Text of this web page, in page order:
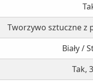
Tworzywo sztuczne z
Biały /
Tak,